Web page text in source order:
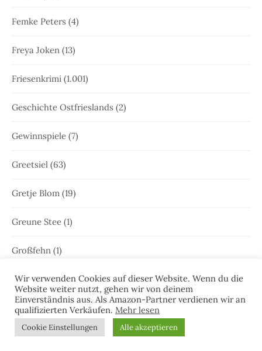
Femke Peters (4)
Freya Joken (13)
Friesenkrimi (1.001)
Geschichte Ostfrieslands (2)
Gewinnspiele (7)
Greetsiel (63)
Gretje Blom (19)
Greune Stee (1)
Großfehn (1)
Gulfhaus(1)
Hammrich(1)
Hans-Rainer Riekers(8)
Wir verwenden Cookies auf dieser Website. Wenn du die
Website weiter nutzt, gehen wir von deinem
Einverständnis aus. Als Amazon-Partner verdienen wir an
qualifizierten Verkäufen. Mehr lesen
Cookie Einstellungen Alle akzeptieren